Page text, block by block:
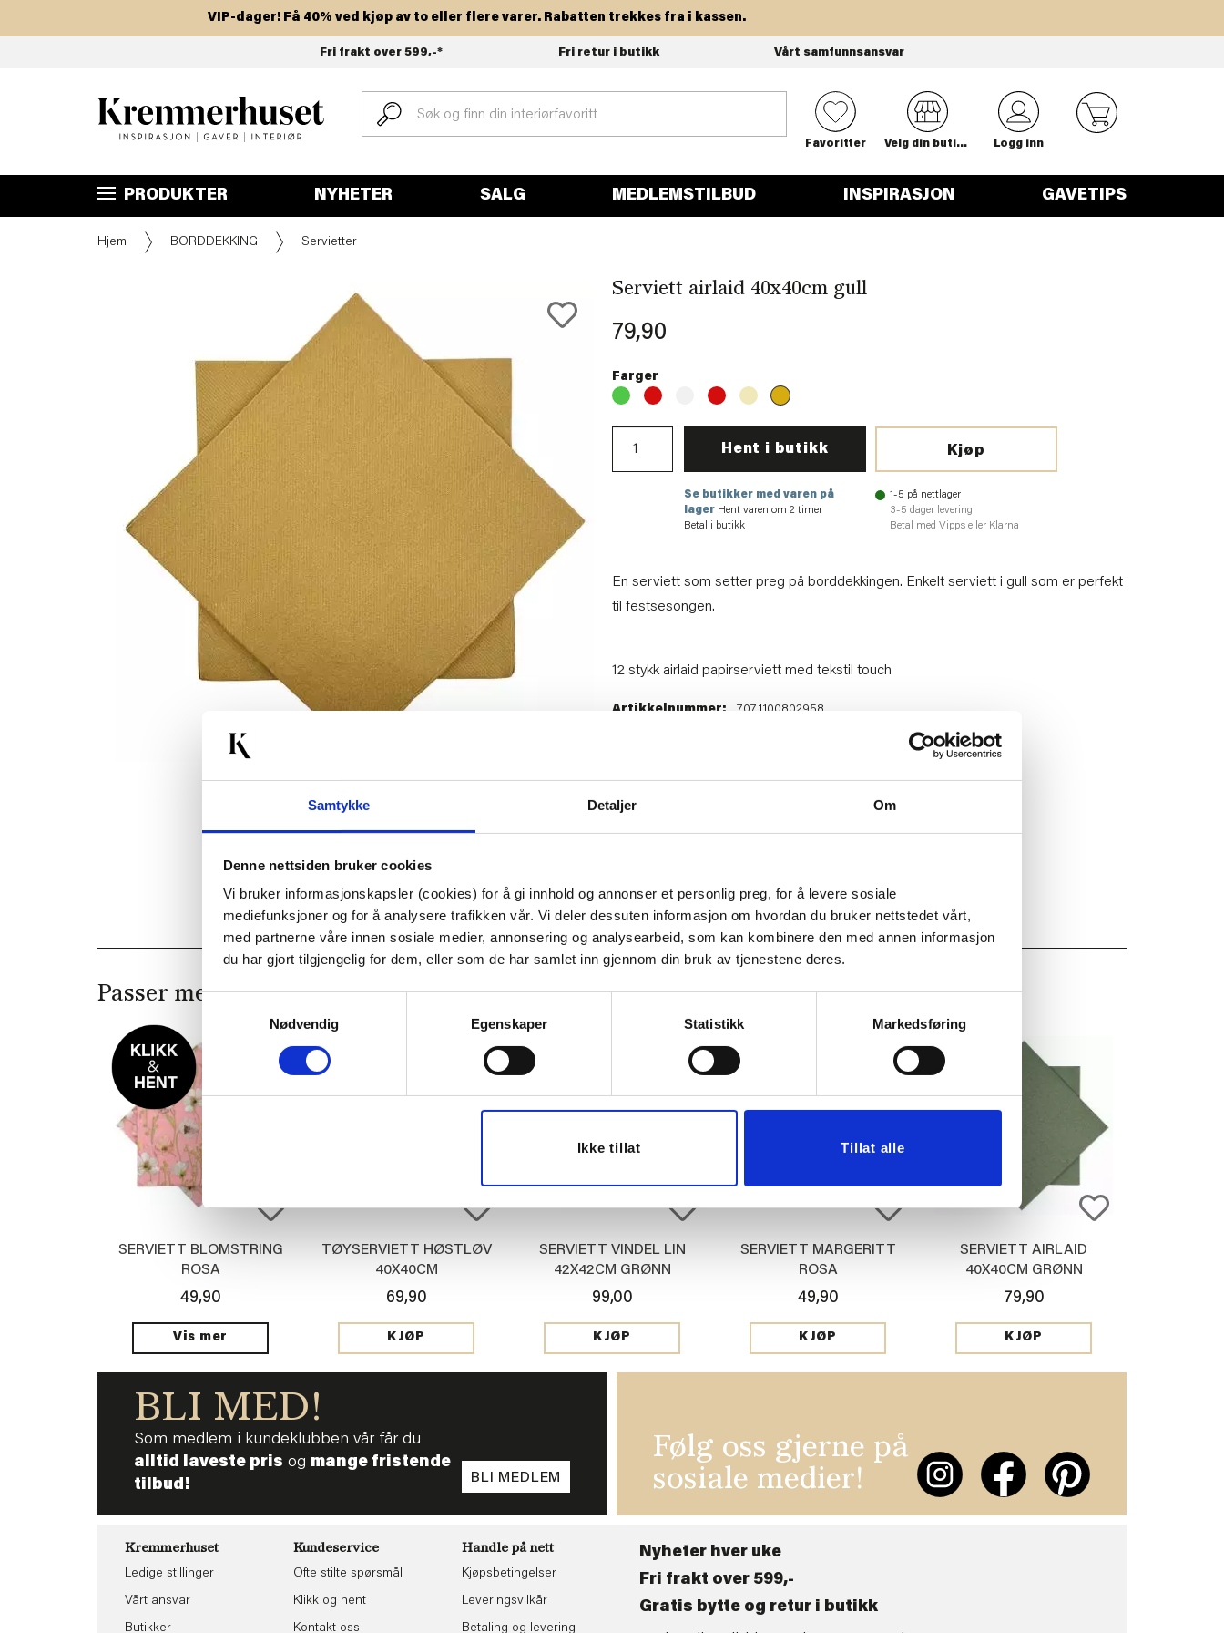
Samtykke Detaljer Om
Denne nettsiden bruker cookies
Vi bruker informasjonskapsler (cookies) for å gi innhold og annonser et personlig preg, for å levere sosiale
mediefunksjoner og for å analysere trafikken vår. Vi deler dessuten informasjon om hvordan du bruker nettstedet vårt,
med partnerne våre innen sosiale medier, annonsering og analysearbeid, som kan kombinere den med annen informasjon
du har gjort tilgjengelig for dem, eller som de har samlet inn gjennom din bruk av tjenestene deres.
Samtykkevalg
Nødvendig
Egenskaper Statistikk Markedsføring
Ikke tillat Tillat alle
Hopp
VIP-dager! Få 40% ved kjøp av to eller flere varer. Rabatten trekkes fra i kassen.
Fri frakt over 599,-* Fri retur i butikk Vårt samfunnsansvar
0
Favoritter Velg din butikk Logg inn
PRODUKTER NYHETER SALG MEDLEMSTILBUD INSPIRASJON GAVETIPS
Hjem BORDDEKKING Servietter
Serviett airlaid 40x40cm gull
79,90
Farger
Kjøp
Hent i butikk
1-5 på nettlager
3-5 dager levering
Betal med Vipps eller Klarna
Se butikker med varen på
lagerHent varen om 2 timer
Betal i butikk
En serviett som setter preg på borddekkingen. Enkelt serviett i gull som er perfekt
til festsesongen.
12 stykk airlaid papirserviett med tekstil touch
Artikkelnummer:
7071100802958
Dybde:
40 cm
Last ned bilde
Passer med
SERVIETT BLOMSTRING
ROSA
49,90
Vis mer
TØYSERVIETT HØSTLØV
40X40CM
69,90
KJØP
SERVIETT VINDEL LIN
42X42CM GRØNN
99,00
KJØP
SERVIETT MARGERITT
ROSA
49,90
KJØP
SERVIETT AIRLAID
40X40CM GRØNN
79,90
KJØP
BLI MED!
Som medlem i kundeklubben vår får du
alltid laveste pris og mange fristende
tilbud!
BLI MEDLEM
Følg oss gjerne på
sosiale medier!
Kremmerhuset
Ledige stillinger
Vårt ansvar
Butikker
Kundeservice
Ofte stilte spørsmål
Klikk og hent
Kontakt oss
Handle på nett
Kjøpsbetingelser
Leveringsvilkår
Betaling og levering
Nyheter hver uke
Fri frakt over 599,-
Gratis bytte og retur i butikk